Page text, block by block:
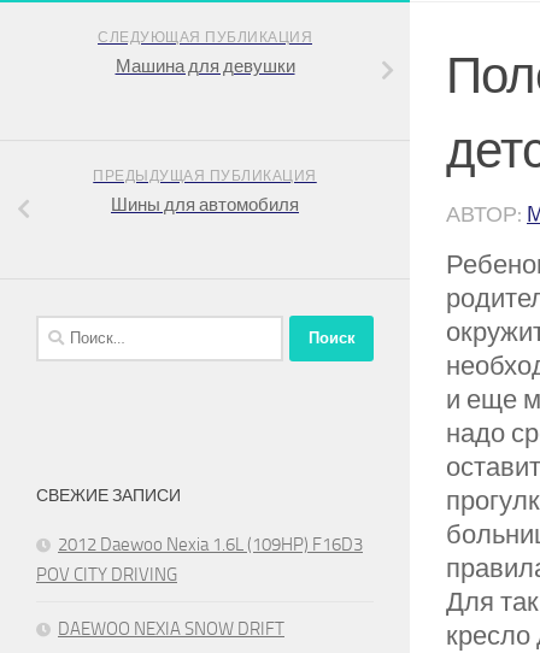
АВТОР:
и еще
надо
Для
кресло
СЛЕДУЮЩАЯ ПУБЛИКАЦИЯ
Машина для девушки
ПРЕДЫДУЩАЯ ПУБЛИКАЦИЯ
Шины для автомобиля
Найти:
СВЕЖИЕ ЗАПИСИ
2012 Daewoo Nexia 1.6L (109HP) F16D3
POV CITY DRIVING
DAEWOO NEXIA SNOW DRIFT